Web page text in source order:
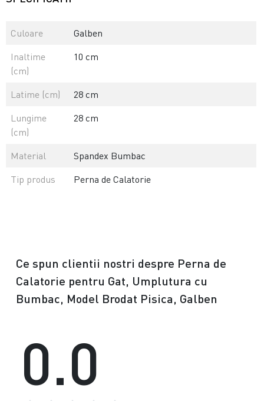
Culoare
Galben
Inaltime
(cm)
10 cm
Latime (cm)
28 cm
Lungime
(cm)
28 cm
Material
Spandex Bumbac
Tip produs
Perna de Calatorie
Ce spun clientii nostri despre Perna de
Calatorie pentru Gat, Umplutura cu
Bumbac, Model Brodat Pisica, Galben
0.0